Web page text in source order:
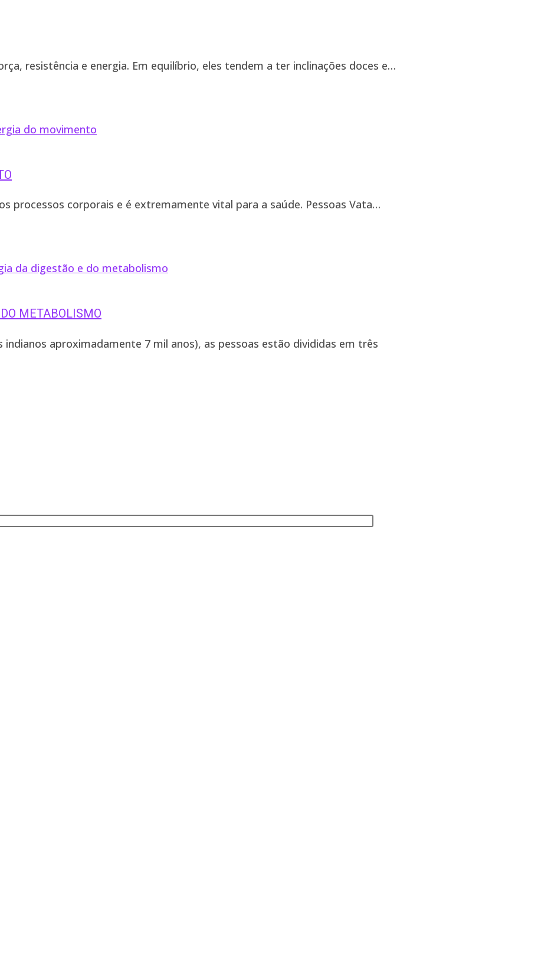
resistência e energia. Em equilíbrio, eles tendem a ter inclinações doces e…
processos corporais e é extremamente vital para a saúde. Pessoas Vata…
METABOLISMO
aproximadamente 7 mil anos), as pessoas estão divididas em três